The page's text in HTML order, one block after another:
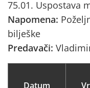
75.01. Uspostava
Napomena:
bilješke
Predavači:
Datum